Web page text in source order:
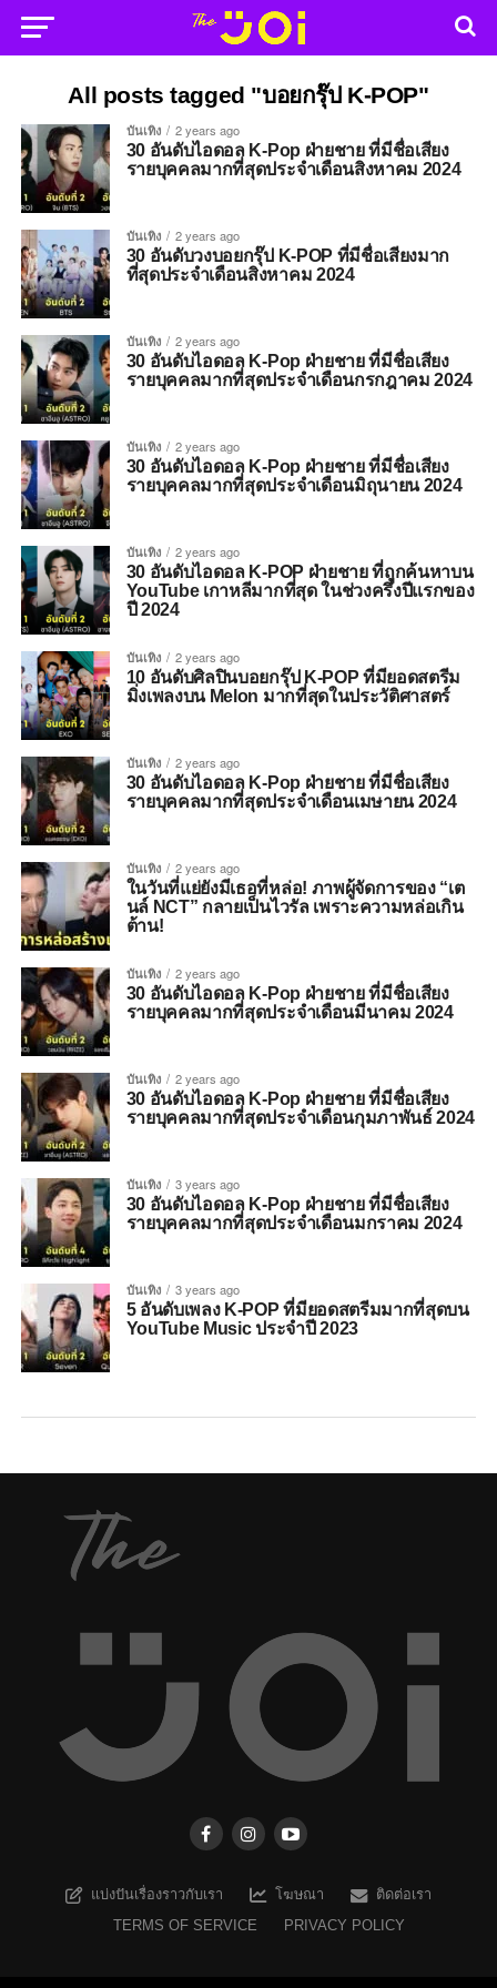
All posts tagged "บอยกรุ๊ป K-POP"
บันเทิง 2 years ago
30 อันดับไอดอล K-Pop ฝ่ายชาย ที่มีชื่อเสียง
รายบุคคลมากที่สุดประจำเดือนสิงหาคม 2024
บันเทิง 2 years ago
30 อันดับวงบอยกรุ๊ป K-POP ที่มีชื่อเสียงมาก
ที่สุดประจำเดือนสิงหาคม 2024
บันเทิง 2 years ago
30 อันดับไอดอล K-Pop ฝ่ายชาย ที่มีชื่อเสียง
รายบุคคลมากที่สุดประจำเดือนกรกฎาคม 2024
บันเทิง 2 years ago
30 อันดับไอดอล K-Pop ฝ่ายชาย ที่มีชื่อเสียง
รายบุคคลมากที่สุดประจำเดือนมิถุนายน 2024
บันเทิง 2 years ago
30 อันดับไอดอล K-POP ฝ่ายชาย ที่ถูกค้นหาบน
YouTube เกาหลีมากที่สุด ในช่วงครึ่งปีแรกของ
ปี 2024
บันเทิง 2 years ago
10 อันดับศิลปินบอยกรุ๊ป K-POP ที่มียอดสตรีม
มิ่งเพลงบน Melon มากที่สุดในประวัติศาสตร์
บันเทิง 2 years ago
30 อันดับไอดอล K-Pop ฝ่ายชาย ที่มีชื่อเสียง
รายบุคคลมากที่สุดประจำเดือนเมษายน 2024
บันเทิง 2 years ago
ในวันที่แย่ยังมีเธอที่หล่อ! ภาพผู้จัดการของ “เต
นล์ NCT” กลายเป็นไวรัล เพราะความหล่อเกิน
ต้าน!
บันเทิง 2 years ago
30 อันดับไอดอล K-Pop ฝ่ายชาย ที่มีชื่อเสียง
รายบุคคลมากที่สุดประจำเดือนมีนาคม 2024
บันเทิง 2 years ago
30 อันดับไอดอล K-Pop ฝ่ายชาย ที่มีชื่อเสียง
รายบุคคลมากที่สุดประจำเดือนกุมภาพันธ์ 2024
บันเทิง 3 years ago
30 อันดับไอดอล K-Pop ฝ่ายชาย ที่มีชื่อเสียง
รายบุคคลมากที่สุดประจำเดือนมกราคม 2024
บันเทิง 3 years ago
5 อันดับเพลง K-POP ที่มียอดสตรีมมากที่สุดบน
YouTube Music ประจำปี 2023
แบ่งปันเรื่องราวกับเรา โฆษณา
ติดต่อเรา
TERMS OF SERVICE
PRIVACY POLICY